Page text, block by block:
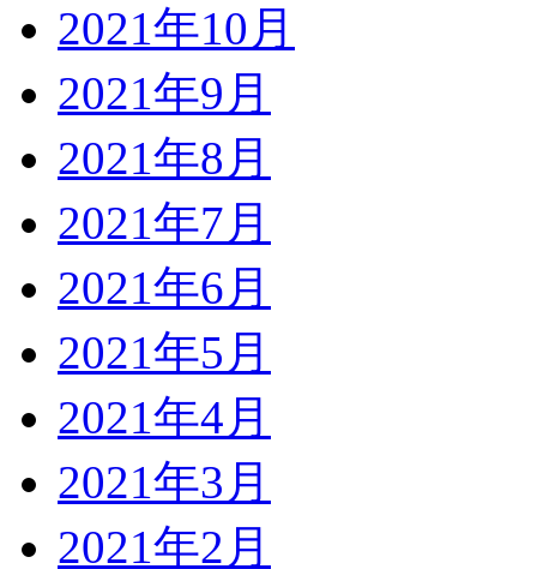
2021年10月
2021年9月
2021年8月
2021年7月
2021年6月
2021年5月
2021年4月
2021年3月
2021年2月